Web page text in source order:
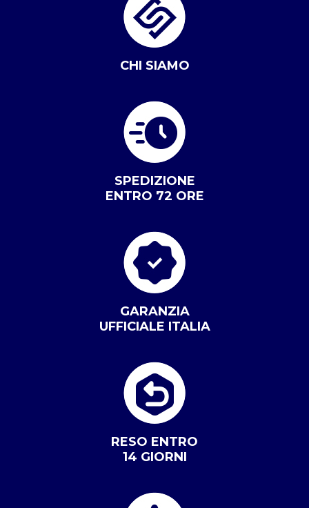
CHI SIAMO
SPEDIZIONE
ENTRO 72 ORE
GARANZIA
UFFICIALE ITALIA
RESO ENTRO
14 GIORNI